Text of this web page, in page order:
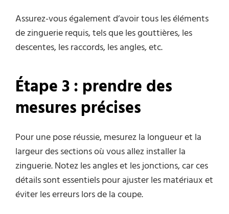
Assurez-vous également d’avoir tous les éléments
de zinguerie requis, tels que les gouttières, les
descentes, les raccords, les angles, etc.
Étape 3 : prendre des
mesures précises
Pour une pose réussie, mesurez la longueur et la
largeur des sections où vous allez installer la
zinguerie. Notez les angles et les jonctions, car ces
détails sont essentiels pour ajuster les matériaux et
éviter les erreurs lors de la coupe.